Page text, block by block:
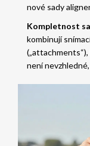
nové sady
Kompletnost
kombinují
není